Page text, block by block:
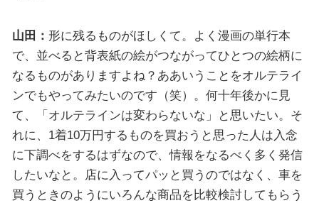
山田： 形に残るものがほしくて。よく漫画の単行本
で、並べると背表紙の絵がつながってひとつの絵柄に
なるものがありますよね？ああいうことをオルテライ
ンでもやってみたいのです（笑）。何十年後かに見
て、「オルテラインは変わらないな」と思いたい。そ
れに、1着10万円するものを買おうと思った人は入念
に下調べをするはずなので、情報をなるべく多く発信
したいなと。店に入ってパッと買うのではなく、車を
買うときのようにいろんな商品を比較検討してもらう